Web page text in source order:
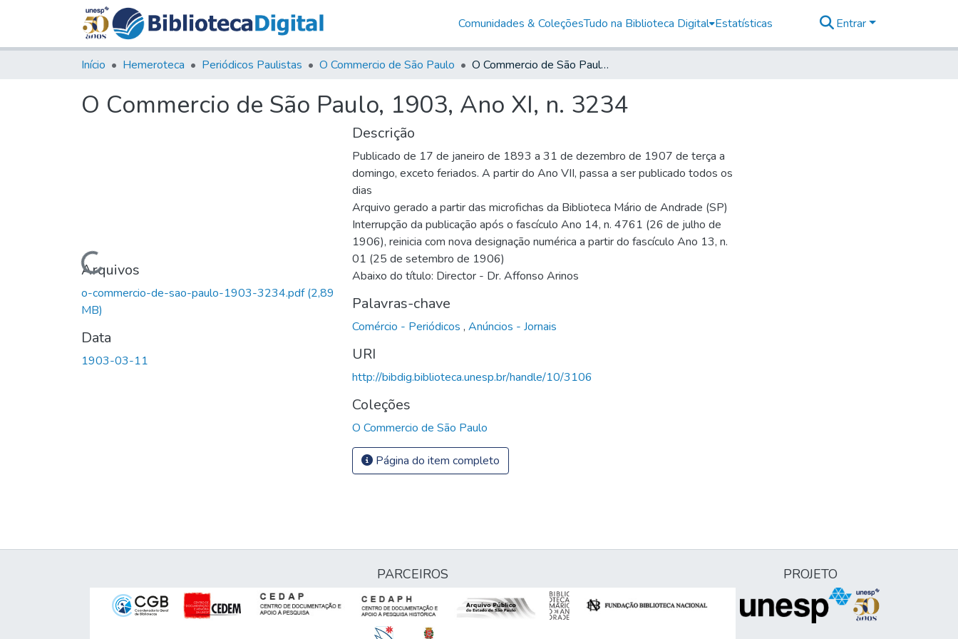
Comunidades & ColeçõesTudo na Biblioteca Digital Estatísticas Entrar
Início Hemeroteca Periódicos Paulistas O Commercio de São Paulo O Commercio de São Paulo, 1903, Ano XI, n. 3234
O Commercio de São Paulo, 1903, Ano XI, n. 3234
Carregando...
Arquivos
o-commercio-de-sao-paulo-1903-3234.pdf(2,89
MB)
Data
1903-03-11
Descrição
Publicado de 17 de janeiro de 1893 a 31 de dezembro de 1907 de terça a
domingo, exceto feriados. A partir do Ano VII, passa a ser publicado todos os
dias
Arquivo gerado a partir das microfichas da Biblioteca Mário de Andrade (SP)
Interrupção da publicação após o fascículo Ano 14, n. 4761 (26 de julho de
1906), reinicia com nova designação numérica a partir do fascículo Ano 13, n.
01 (25 de setembro de 1906)
Abaixo do título: Director - Dr. Affonso Arinos
Palavras-chave
Comércio - Periódicos , Anúncios - Jornais
URI
http://bibdig.biblioteca.unesp.br/handle/10/3106
Coleções
O Commercio de São Paulo
Página do item completo
PARCEIROS PROJETO